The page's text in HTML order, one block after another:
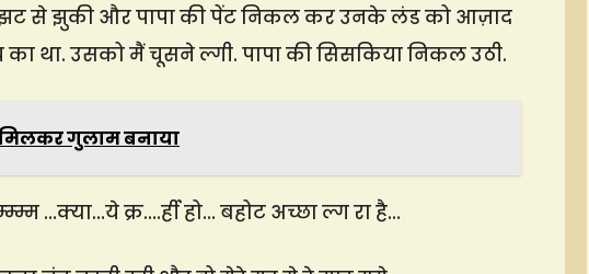
झट से झुकी और पापा की पेंट निकल कर उनके लंड को आज़ाद
था. उसको मैं चूसने ल्गी. पापा की सिसकिया निकल उठी.
मिलकर गुलाम बनाया
…क्या…ये क्र….र्ही हो… बहोट अच्छा ल्ग रा है…